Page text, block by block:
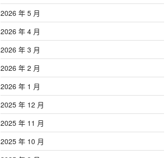
2026 年 5 月
2026 年 4 月
2026 年 3 月
2026 年 2 月
2026 年 1 月
2025 年 12 月
2025 年 11 月
2025 年 10 月